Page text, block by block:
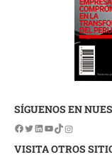
SÍGUENOS EN
VISITA OTROS